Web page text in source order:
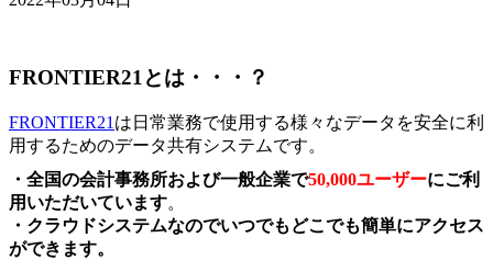
FRONTIER21とは・・・？
FRONTIER21 は日常業務で使用する様々なデータを安全に利
用するためのデータ共有システムです。
・全国の会計事務所および一般企業で50,000ユーザーにご利
用いただいています。
・クラウドシステムなのでいつでもどこでも簡単にアクセス
ができます。